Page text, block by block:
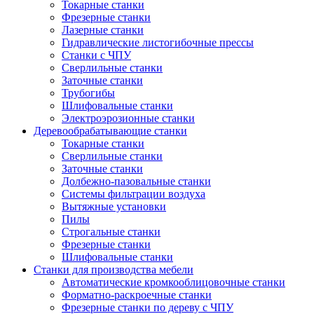
Токарные станки
Фрезерные станки
Лазерные станки
Гидравлические листогибочные прессы
Станки с ЧПУ
Сверлильные станки
Заточные станки
Трубогибы
Шлифовальные станки
Электроэрозионные станки
Деревообрабатывающие станки
Токарные станки
Сверлильные станки
Заточные станки
Долбежно-пазовальные станки
Системы фильтрации воздуха
Вытяжные установки
Пилы
Строгальные станки
Фрезерные станки
Шлифовальные станки
Станки для производства мебели
Автоматические кромкооблицовочные станки
Форматно-раскроечные станки
Фрезерные станки по дереву с ЧПУ